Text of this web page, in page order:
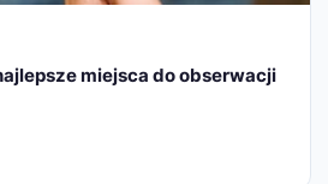
miejsca do obserwacji